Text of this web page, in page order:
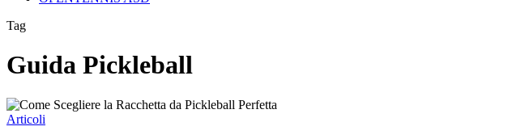
Tag
Guida Pickleball
Come
Scegliere
Articoli